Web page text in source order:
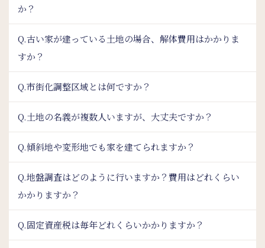
か？
Q.古い家が建っている土地の場合、解体費用はかかりま
すか？
Q.市街化調整区域とは何ですか？
Q.土地の名義が複数人いますが、大丈夫ですか？
Q.傾斜地や変形地でも家を建てられますか？
Q.地盤調査はどのように行いますか？費用はどれくらい
かかりますか？
Q.固定資産税は毎年どれくらいかかりますか？